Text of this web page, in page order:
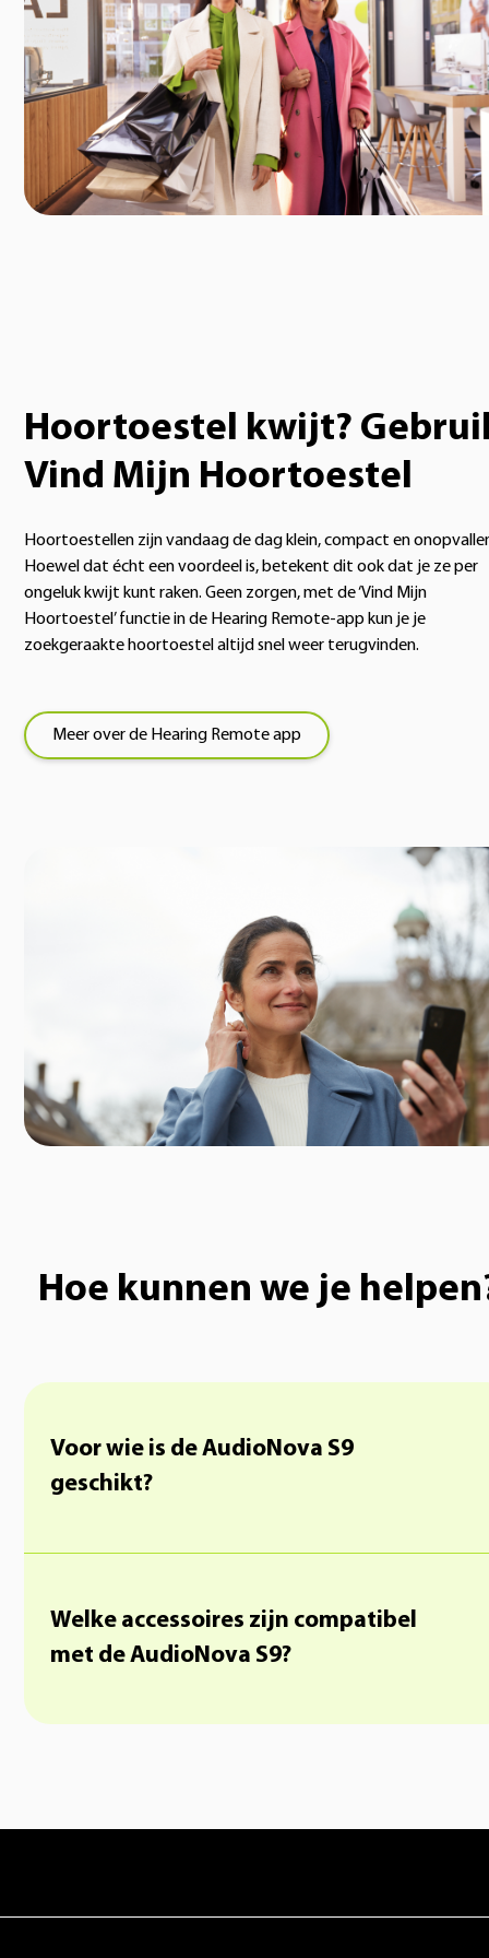
Hoortoestel kwijt?
Vind Mijn Hoortoestel
Hoortoestellen zijn vandaag de dag klein, compact en
Hoewel dat écht een voordeel is, betekent dit ook dat je ze per
ongeluk kwijt kunt raken. Geen zorgen, met de ‘Vind Mijn
Hoortoestel’ functie in de Hearing Remote-app kun je je
zoekgeraakte hoortoestel altijd snel weer terugvinden.
Meer over de Hearing Remote app
Hoe kunnen we je
Voor wie is de AudioNova S9
geschikt?
Welke accessoires zijn compatibel
met de AudioNova S9?